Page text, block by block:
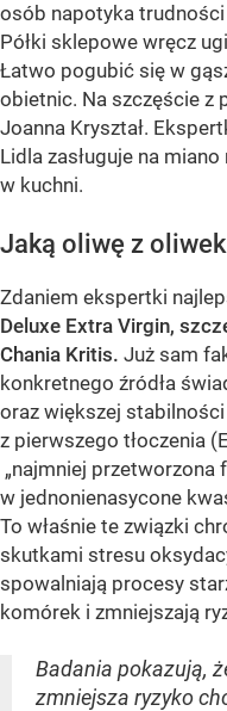
osób napotyka
Półki sklepowe wręcz
Łatwo pogubić się w
obietnic. Na szczęście z
Joanna Kryształ.
Lidla zasługuje na
w kuchni.
Jaką oliwę z
Zdaniem ekspertki
Deluxe Extra Virgin,
Chania Kritis. Już sam
konkretnego źródła
oraz większej
z pierwszego tłoczenia
„najmniej przetworzona
w jednonienasycone
To właśnie te związki
skutkami stresu
spowalniają procesy
komórek i zmniejszają
Badania pokazują,
zmniejsza ryzyko